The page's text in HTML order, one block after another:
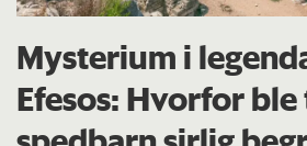
Mysterium i
Efesos: Hvorfor ble